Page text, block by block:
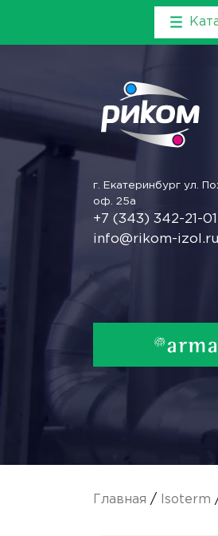
г. Екатеринбург ул.
оф. 25а
+7 (343) 342-21-01
info@rikom-izol.ru
Главная / Isoterm